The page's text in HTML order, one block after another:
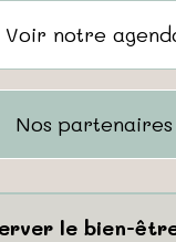
Voir notre
Nos partenaires
le bien-